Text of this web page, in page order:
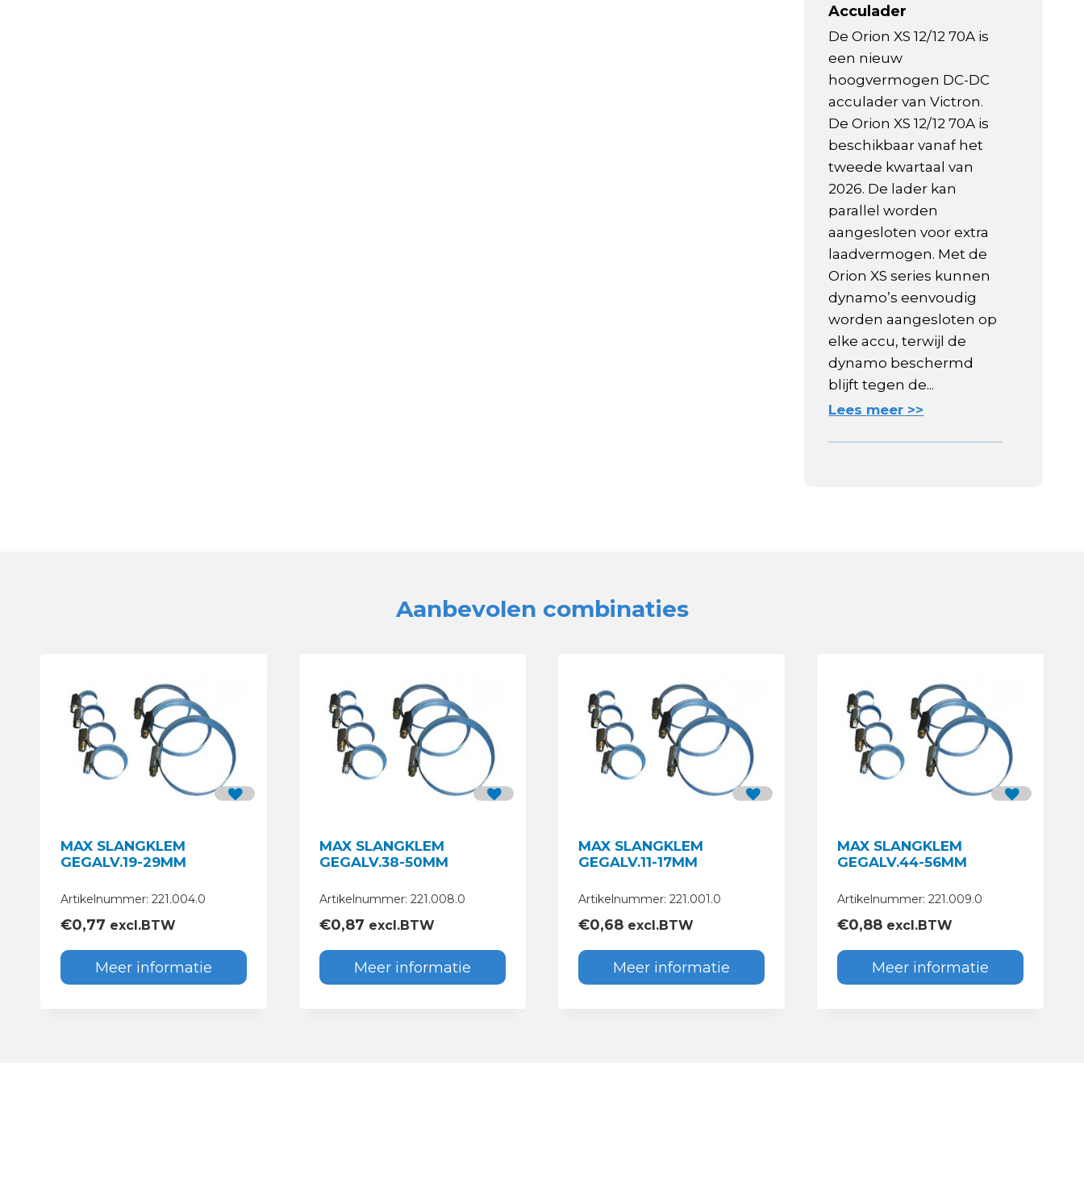
Acculader
De Orion XS 12/12 70A is
een nieuw
hoogvermogen DC-DC
acculader van Victron.
De Orion XS 12/12 70A is
beschikbaar vanaf het
tweede kwartaal van
2026. De lader kan
parallel worden
aangesloten voor extra
laadvermogen. Met de
Orion XS series kunnen
dynamo’s eenvoudig
worden aangesloten op
elke accu, terwijl de
dynamo beschermd
blijft tegen de...
Lees meer >>
Aanbevolen combinaties
MAX SLANGKLEM
GEGALV.19-29MM
Artikelnummer: 221.004.0
€0,77 excl.BTW
Meer informatie
MAX SLANGKLEM
GEGALV.38-50MM
Artikelnummer: 221.008.0
€0,87 excl.BTW
Meer informatie
MAX SLANGKLEM
GEGALV.11-17MM
Artikelnummer: 221.001.0
€0,68 excl.BTW
Meer informatie
MAX SLANGKLEM
GEGALV.44-56MM
Artikelnummer: 221.009.0
€0,88 excl.BTW
Meer informatie